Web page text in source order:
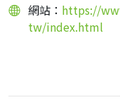
網站： https://
tw/index.html